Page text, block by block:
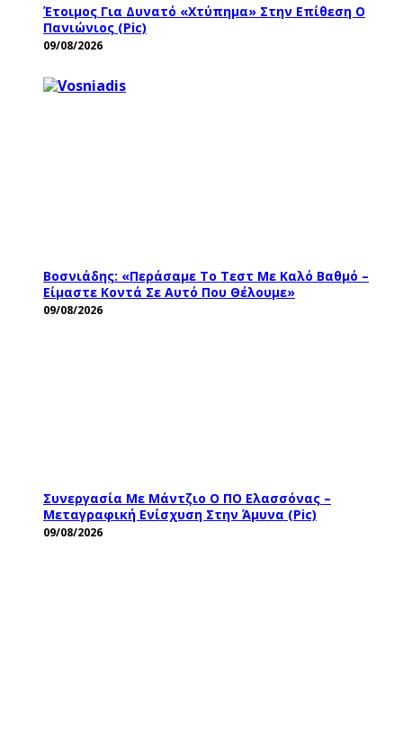
Έτοιμος Για Δυνατό «χτύπημα» Στην Επίθεση Ο
Πανιώνιος (pic)
09/08/2026
Βοσνιάδης: «Περάσαμε Το Τεστ Με Καλό Βαθμό –
Είμαστε Κοντά Σε Αυτό Που Θέλουμε»
09/08/2026
Συνεργασία Με Μάντζιο Ο ΠΟ Ελασσόνας –
Μεταγραφική Ενίσχυση Στην Άμυνα (pic)
09/08/2026